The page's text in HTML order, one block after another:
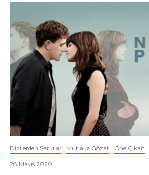
Dizilerden Şarkılar Mutlaka Gözat Öne Çıkan
28 Mayıs 2020